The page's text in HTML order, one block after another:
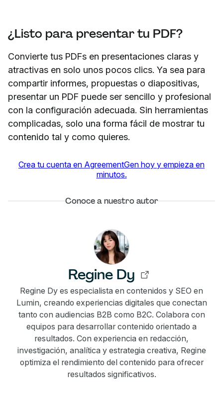
¿Listo para presentar tu PDF?
Convierte tus PDFs en presentaciones claras y
atractivas en solo unos pocos clics. Ya sea para
compartir informes, propuestas o diapositivas,
presentar un PDF puede ser sencillo y profesional
con la configuración adecuada. Sin herramientas
complicadas, solo una forma fácil de mostrar tu
contenido tal y como quieres.
Crea tu cuenta en AgreementGen hoy y empieza en
minutos.
Conoce a nuestro autor
Regine Dy
Regine Dy es especialista en contenidos y SEO en
Lumin, creando experiencias digitales que conectan
tanto con audiencias B2B como B2C. Colabora con
equipos para desarrollar contenido orientado a
resultados. Con experiencia en redacción,
investigación, analítica y estrategia creativa, Regine
optimiza el rendimiento del contenido para ofrecer
resultados significativos.